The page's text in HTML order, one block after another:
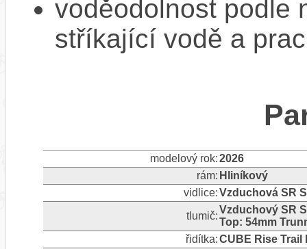
voděodolnost podle
stříkající vodě a
modelový rok:2026
rám: Hliníkový
vidlice:Vzduchová SR
tlumič:
Vzduchový SR
Top: 54mm
řidítka:CUBE Rise Trail